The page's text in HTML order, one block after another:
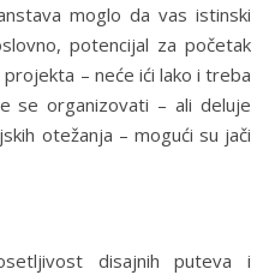
moglo da vas istinski
potencijal za početak
– neće ići lako i treba
se organizovati – ali deluje
otežanja – mogući su jači
disajnih puteva i